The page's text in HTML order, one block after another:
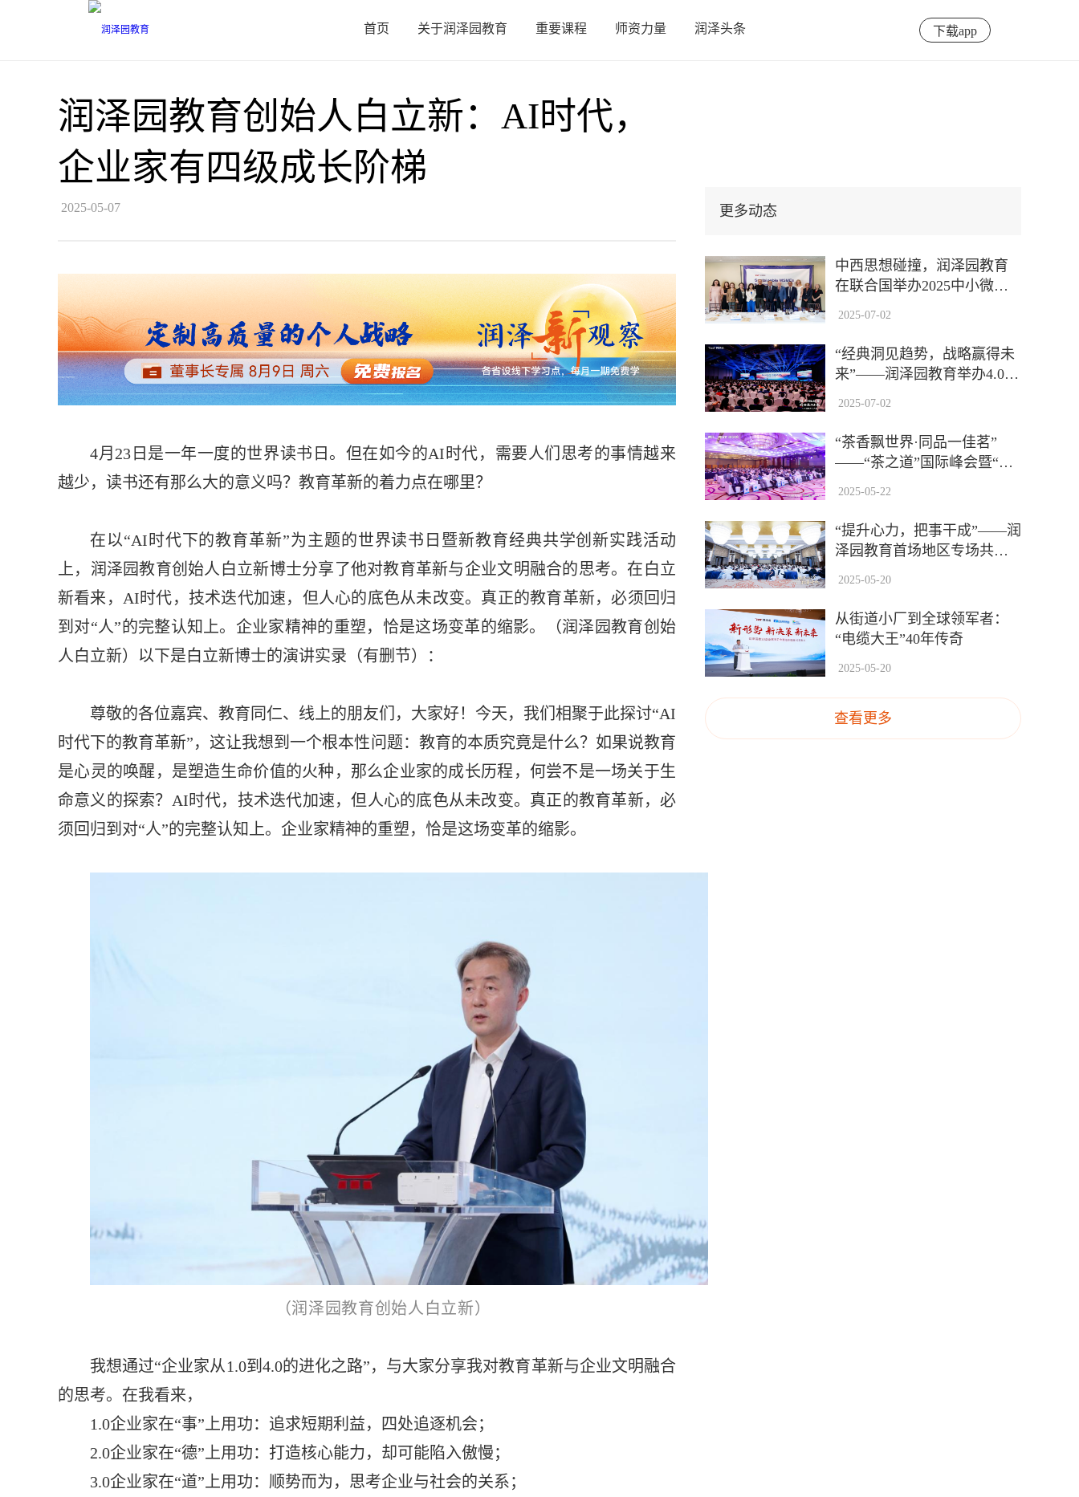
首页 关于润泽园教育 重要课程 师资力量 润泽头条 下载app
润泽园教育创始人白立新：AI时代，
企业家有四级成长阶梯
2025-05-07
4月23日是一年一度的世界读书日。但在如今的AI时代，需要人们思考的事情越来
越少，读书还有那么大的意义吗？教育革新的着力点在哪里？
在以“AI时代下的教育革新”为主题的世界读书日暨新教育经典共学创新实践活动
上，润泽园教育创始人白立新博士分享了他对教育革新与企业文明融合的思考。在白立
新看来，AI时代，技术迭代加速，但人心的底色从未改变。真正的教育革新，必须回归
到对“人”的完整认知上。企业家精神的重塑，恰是这场变革的缩影。（润泽园教育创始
人白立新）以下是白立新博士的演讲实录（有删节）：
尊敬的各位嘉宾、教育同仁、线上的朋友们，大家好！今天，我们相聚于此探讨“AI
时代下的教育革新”，这让我想到一个根本性问题：教育的本质究竟是什么？如果说教育
是心灵的唤醒，是塑造生命价值的火种，那么企业家的成长历程，何尝不是一场关于生
命意义的探索？AI时代，技术迭代加速，但人心的底色从未改变。真正的教育革新，必
须回归到对“人”的完整认知上。企业家精神的重塑，恰是这场变革的缩影。
（润泽园教育创始人白立新）
我想通过“企业家从1.0到4.0的进化之路”，与大家分享我对教育革新与企业文明融合
的思考。在我看来，
1.0企业家在“事”上用功：追求短期利益，四处追逐机会；
2.0企业家在“德”上用功：打造核心能力，却可能陷入傲慢；
3.0企业家在“道”上用功：顺势而为，思考企业与社会的关系；
更多动态
中西思想碰撞，润泽园教育
在联合国举办2025中小微企
2025-07-02
“经典洞见趋势，战略赢得未
来”——润泽园教育举办4.0战
2025-07-02
“茶香飘世界·同品一佳茗”
——“茶之道”国际峰会暨“寻
2025-05-22
“提升心力，把事干成”——润
泽园教育首场地区专场共创
2025-05-20
从街道小厂到全球领军者：
“电缆大王”40年传奇
2025-05-20
查看更多